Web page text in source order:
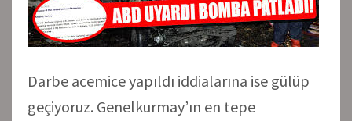
Darbe acemice yapıldı iddialarına ise gülüp
geçiyoruz. Genelkurmay’ın en tepe